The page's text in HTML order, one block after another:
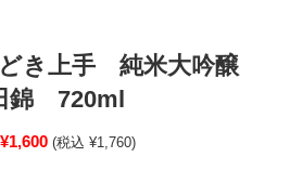
どき上手 純米大吟醸
錦 720ml
¥1,600 (税込 ¥1,760)